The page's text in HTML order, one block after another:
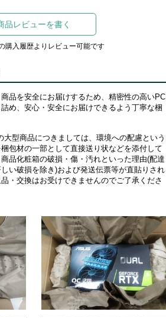
品レビューを書く
購入履歴よりレビュー可能です
品を安全にお届けするため、精密性の高いPC
め、安心・安全にお届けできるよう丁寧な梱
型商品につきましては、環境への配慮という
包材の一部として直接送り状などを添付して
品化粧箱の破損・傷・汚れといった理由(配達
い破損を除き)および発送伝票等が直貼りされ
・交換はお受けできませんのでご了承くださ